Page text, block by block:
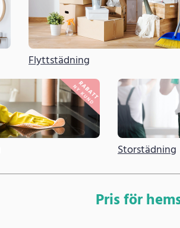
Flyttstädning
Storstädning
Pris för